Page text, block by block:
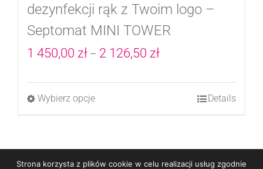
dezynfekcji rąk z Twoim logo –
Septomat MINI TOWER
1 450,00 zł – 2 126,50 złZakres
do
Wybierz opcjeTen
wiele
Details
Strona korzysta z plików cookie w celu realizacji usług zgodnie